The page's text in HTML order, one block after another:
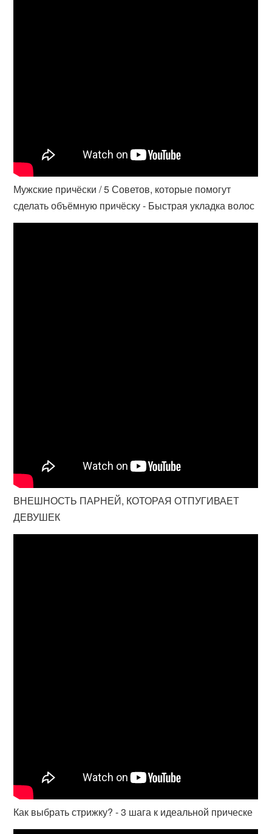
Мужские причёски / 5 Советов, которые помогут
сделать объёмную причёску - Быстрая укладка волос
ВНЕШНОСТЬ ПАРНЕЙ, КОТОРАЯ ОТПУГИВАЕТ
ДЕВУШЕК
Как выбрать стрижку? - 3 шага к идеальной прическе